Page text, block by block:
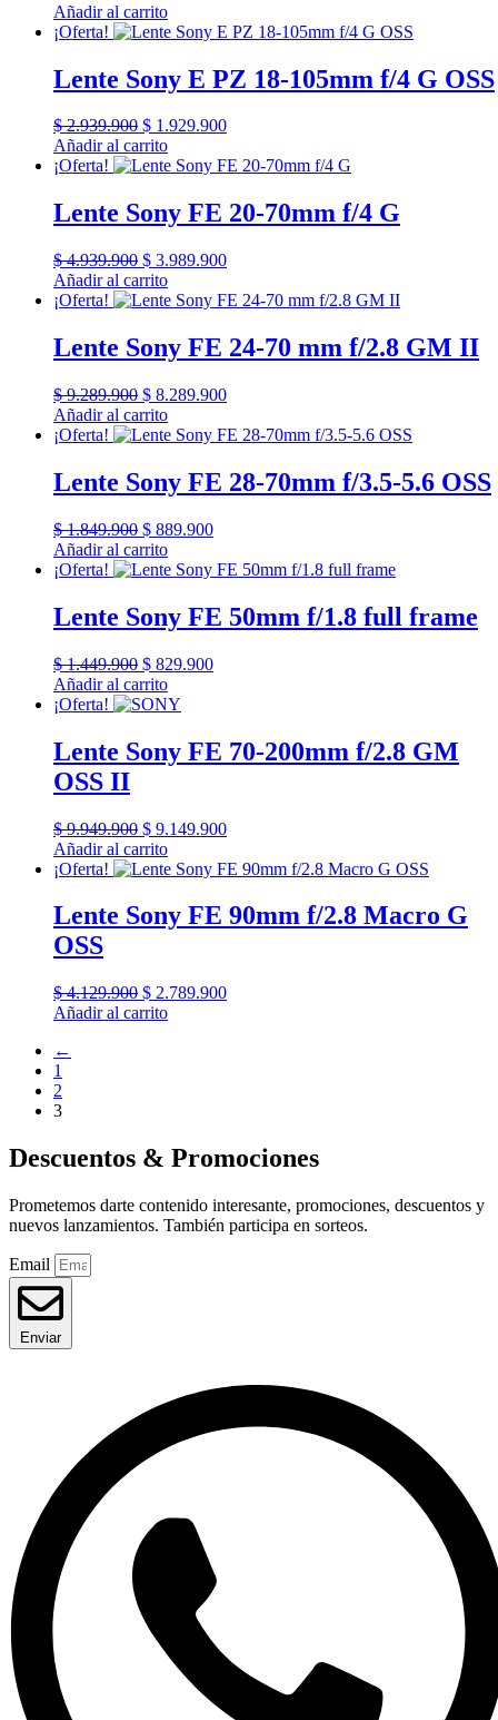
precio
original
$ 1.249.900.
actual
$ 549.900.
Añadir al carrito
¡Oferta!
Lente Sony E PZ 18-105mm f/4 G OSS
$2.939.900 El
precio
original
$ 2.939.900.
$ 1.929.900El
actual
$ 1.929.900.
Añadir al carrito
¡Oferta!
Lente Sony FE 20-70mm f/4 G
$4.939.900 El
precio
original
$ 4.939.900.
$ 3.989.900El
actual
$ 3.989.900.
Añadir al carrito
¡Oferta!
Lente Sony FE 24-70 mm f/2.8 GM II
$9.289.900 El
precio
original
$ 9.289.900.
$ 8.289.900El
actual
$ 8.289.900.
Añadir al carrito
¡Oferta!
Lente Sony FE 28-70mm f/3.5-5.6 OSS
$1.849.900 El
precio
original
$ 1.849.900.
$ 889.900El
actual
$ 889.900.
Añadir al carrito
¡Oferta!
Lente Sony FE 50mm f/1.8 full frame
$1.449.900 El
precio
original
$ 1.449.900.
$ 829.900El
$ 829.900.
Añadir al carrito
¡Oferta!
Lente Sony FE 70-200mm f/2.8 GM
OSS II
$9.949.900 El
precio
original
$ 9.949.900.
$ 9.149.900El
actual
$ 9.149.900.
Añadir al carrito
¡Oferta!
Lente Sony FE 90mm f/2.8 Macro G
OSS
$4.129.900 El
precio
$ 2.789.900El
Añadir al carrito
←
1
2
3
Descuentos & Promociones
Prometemos darte contenido interesante, promociones, descuentos y
nuevos lanzamientos. También participa en sorteos.
Email
Enviar